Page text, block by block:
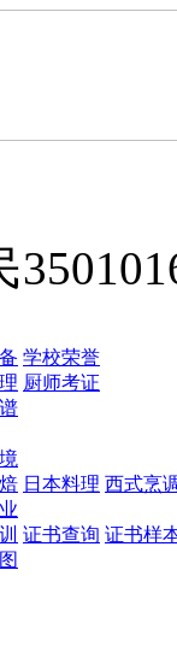
学校荣誉
厨师考证
日本料理 西式烹
证书查询 证书样